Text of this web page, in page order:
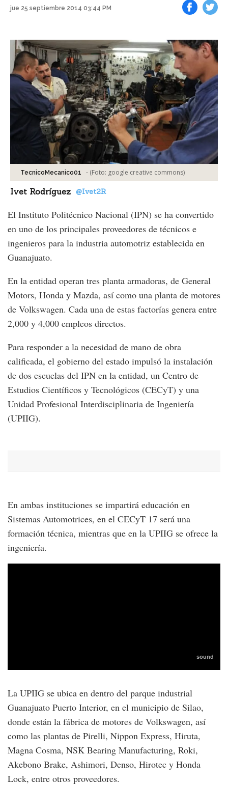
jue 25 septiembre 2014 03:44 PM
TecnicoMecanico01 - (Foto: google creative commons)
Ivet Rodríguez @Ivet2R
El Instituto Politécnico Nacional (IPN) se ha convertido
en uno de los principales proveedores de técnicos e
ingenieros para la industria automotriz establecida en
Guanajuato.
En la entidad operan tres planta armadoras, de General
Motors, Honda y Mazda, así como una planta de motores
de Volkswagen. Cada una de estas factorías genera entre
2,000 y 4,000 empleos directos.
Para responder a la necesidad de mano de obra
calificada, el gobierno del estado impulsó la instalación
de dos escuelas del IPN en la entidad, un Centro de
Estudios Científicos y Tecnológicos (CECyT) y una
Unidad Profesional Interdisciplinaria de Ingeniería
(UPIIG).
En ambas instituciones se impartirá educación en
Sistemas Automotrices, en el CECyT 17 será una
formación técnica, mientras que en la UPIIG se ofrece la
ingeniería.
La UPIIG se ubica en dentro del parque industrial
Guanajuato Puerto Interior, en el municipio de Silao,
donde están la fábrica de motores de Volkswagen, así
como las plantas de Pirelli, Nippon Express, Hiruta,
Magna Cosma, NSK Bearing Manufacturing, Roki,
Akebono Brake, Ashimori, Denso, Hirotec y Honda
Lock, entre otros proveedores.